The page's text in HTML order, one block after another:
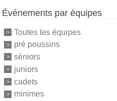
Événements par équipes
Toutes les équipes
pré poussins
séniors
juniors
cadets
minimes